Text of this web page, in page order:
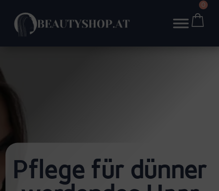
0
Pflege für dünner